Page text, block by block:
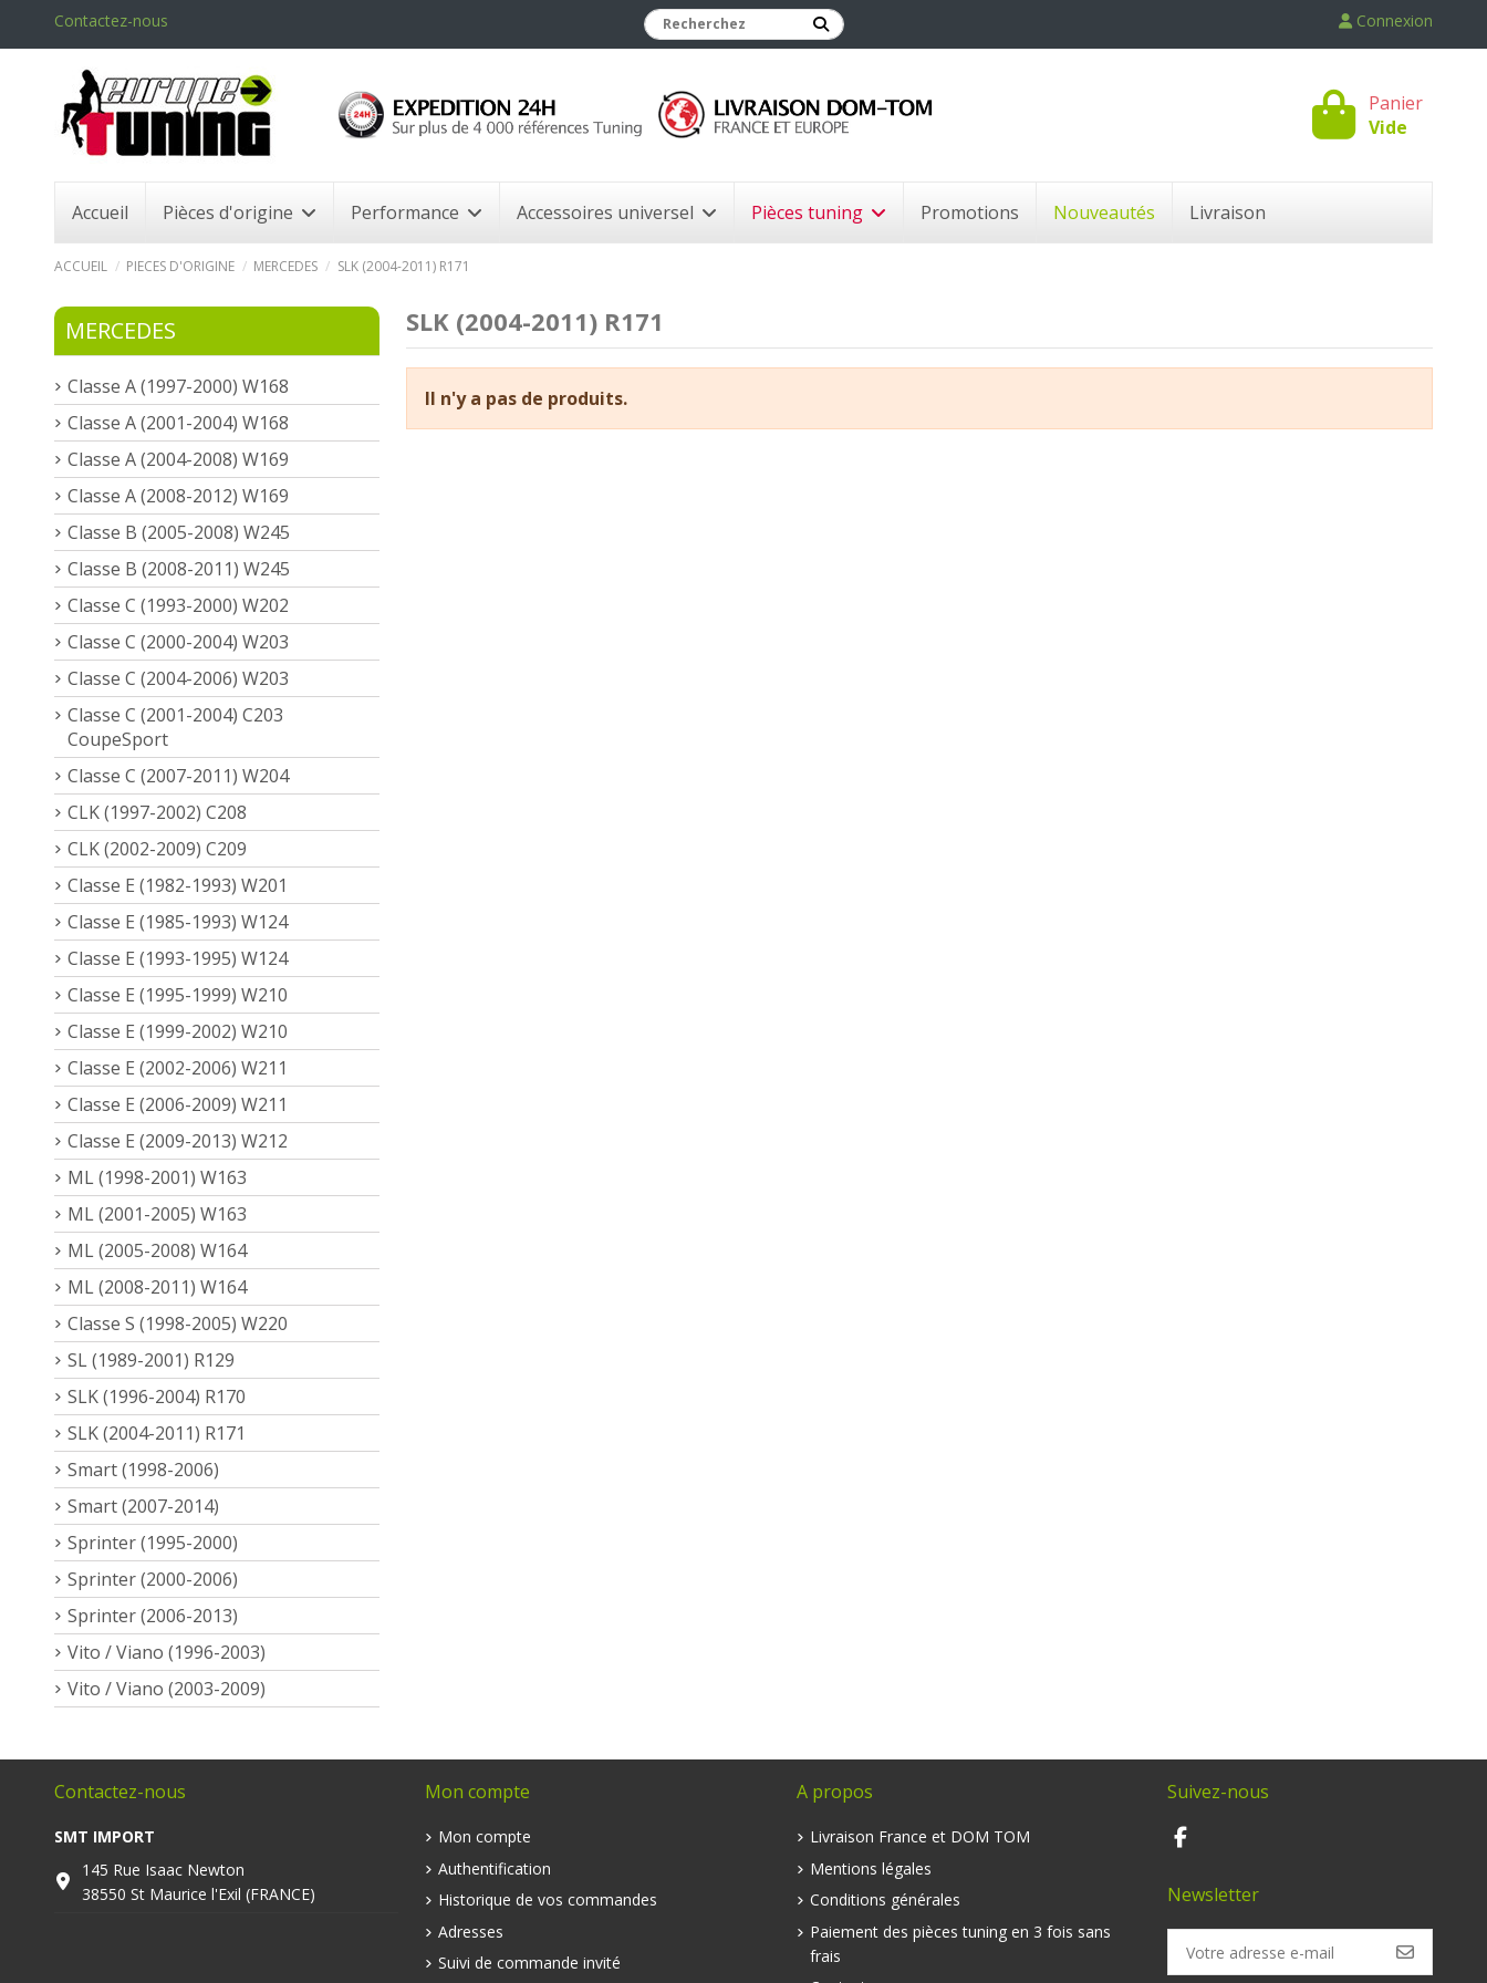
Contactez-nous Connexion
Panier
Vide
Accueil Pièces d'origine Performance Accessoires universel Pièces tuning Promotions Nouveautés Livraison
ACCUEIL PIECES D'ORIGINE MERCEDES SLK (2004-2011) R171
SLK (2004-2011) R171
Il n'y a pas de produits.
MERCEDES
Classe A (1997-2000) W168
Classe A (2001-2004) W168
Classe A (2004-2008) W169
Classe A (2008-2012) W169
Classe B (2005-2008) W245
Classe B (2008-2011) W245
Classe C (1993-2000) W202
Classe C (2000-2004) W203
Classe C (2004-2006) W203
Classe C (2001-2004) C203
CoupeSport
Classe C (2007-2011) W204
CLK (1997-2002) C208
CLK (2002-2009) C209
Classe E (1982-1993) W201
Classe E (1985-1993) W124
Classe E (1993-1995) W124
Classe E (1995-1999) W210
Classe E (1999-2002) W210
Classe E (2002-2006) W211
Classe E (2006-2009) W211
Classe E (2009-2013) W212
ML (1998-2001) W163
ML (2001-2005) W163
ML (2005-2008) W164
ML (2008-2011) W164
Classe S (1998-2005) W220
SL (1989-2001) R129
SLK (1996-2004) R170
SLK (2004-2011) R171
Smart (1998-2006)
Smart (2007-2014)
Sprinter (1995-2000)
Sprinter (2000-2006)
Sprinter (2006-2013)
Vito / Viano (1996-2003)
Vito / Viano (2003-2009)
Contactez-nous
SMT IMPORT
145 Rue Isaac Newton
38550 St Maurice l'Exil (FRANCE)
Mon compte
Mon compte
Authentification
Historique de vos commandes
Adresses
Suivi de commande invité
A propos
Livraison France et DOM TOM
Mentions légales
Conditions générales
Paiement des pièces tuning en 3 fois sans
frais
Suivez-nous
Newsletter